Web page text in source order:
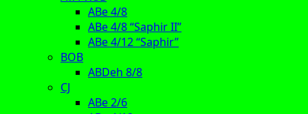
ABe 4/8
ABe 4/8 “Saphir II”
ABe 4/12 “Saphir”
BOB
ABDeh 8/8
CJ
ABe 2/6